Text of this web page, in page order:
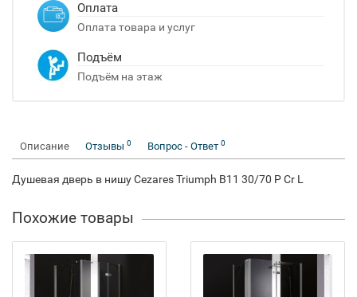
Оплата
Оплата товара и услуг
Подъём
Подъём на этаж
Описание Отзывы 0 Вопрос - Ответ 0
Душевая дверь в нишу Cezares Triumph B11 30/70 P Cr L
Похожие товары